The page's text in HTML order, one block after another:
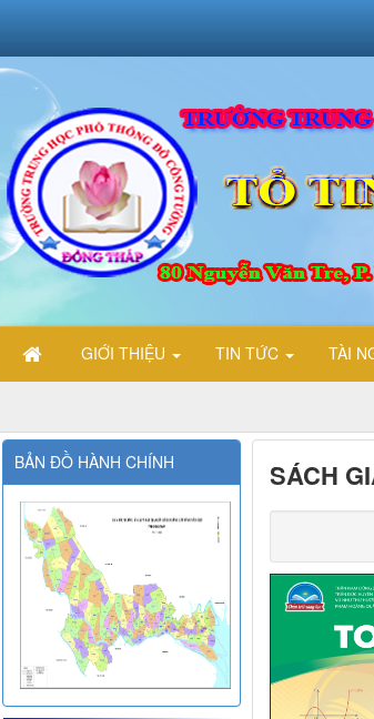
GIỚI THIỆU TIN TỨC TÀI
SÁCH
BẢN ĐỒ HÀNH CHÍNH